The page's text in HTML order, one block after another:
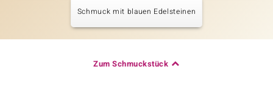
Schmuck mit blauen Edelsteinen
Zum Schmuckstück